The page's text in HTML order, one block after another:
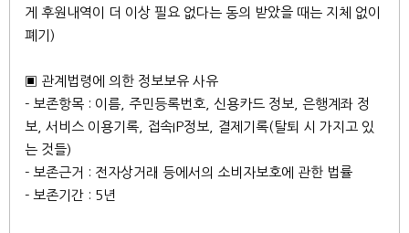
게 후원내역이 더 이상 필요 없다는 동의 받았을 때는 지체 없이
폐기)
▣ 관계법령에 의한 정보보유 사유
- 보존항목 : 이름, 주민등록번호, 신용카드 정보, 은행계좌 정
보, 서비스 이용기록, 접속IP정보, 결제기록(탈퇴 시 가지고 있
는 것들)
- 보존근거 : 전자상거래 등에서의 소비자보호에 관한 법률
- 보존기간 : 5년